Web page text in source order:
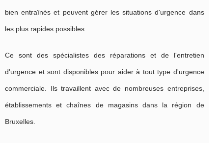
bien entraînés et peuvent gérer les situations d'urgence dans
les plus rapides possibles.
Ce sont des spécialistes des réparations et de l'entretien
d'urgence et sont disponibles pour aider à tout type d'urgence
commerciale. Ils travaillent avec de nombreuses entreprises,
établissements et chaînes de magasins dans la région de
Bruxelles.